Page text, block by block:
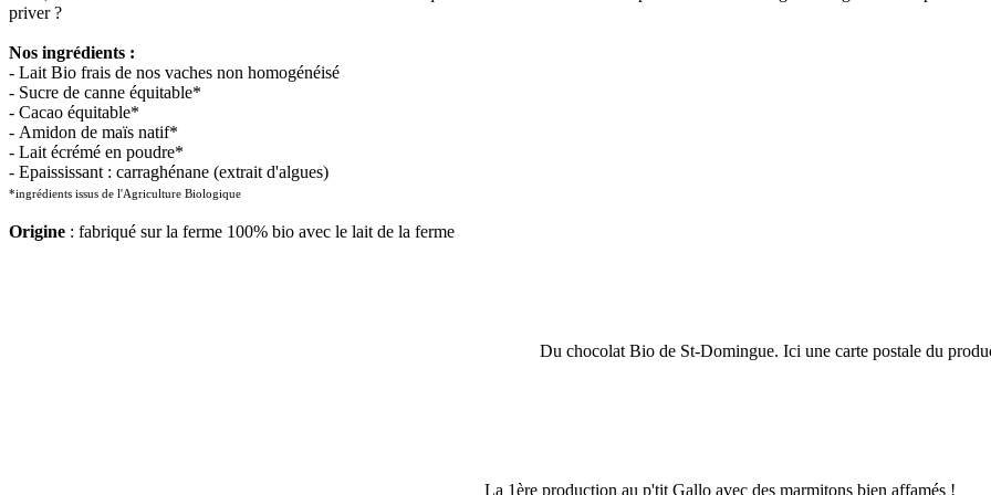
priver ?
Nos ingrédients :
- Lait Bio frais de nos vaches non homogénéisé
- Sucre de canne équitable*
- Cacao équitable*
- Amidon de maïs natif*
- Lait écrémé en poudre*
- Epaississant : carraghénane (extrait d'algues)
*ingrédients issus de l'Agriculture Biologique
Origine : fabriqué sur la ferme 100% bio avec le lait de la ferme
Du chocolat Bio de St-Domingue. Ici une carte postale du
La 1ère production au p'tit Gallo avec des marmitons bien affamés !